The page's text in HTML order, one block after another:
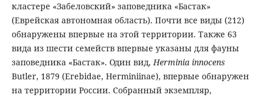
кластере «Забеловский» заповедника «Бастак»
(Еврейская автономная область). Почти все виды (212)
обнаружены впервые на этой территории. Также 63
вида из шести семейств впервые указаны для фауны
заповедника «Бастак». Один вид,Herminia innocens
Butler, 1879 (Erebidae, Herminiinae), впервые обнаружен
на территории России. Собранный экземпляр,